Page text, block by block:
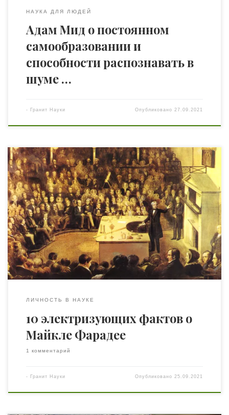
НАУКА ДЛЯ ЛЮДЕЙ
Адам Мид о постоянном
самообразовании и
способности распознавать в
шуме …
- Гранит Науки Опубликовано 27.09.2021
На этой неделе весь мир отмечал 230-летие со дня
появления на свет Майкла Фарадея. Гений,
изменивший мир, родился в бедности 22 сентября 1791
года. К счастью для нас, Фарадей отказался позволить
своему бэкграунду встать на его пути. Читайте перевод
статьи Марка Манчини. 1. ОН БЫЛ САМОУЧКОЙ В доме
детства Фарадея […]
ЛИЧНОСТЬ В НАУКЕ
10 электризующих фактов о
Майкле Фарадее
1 комментарий
- Гранит Науки Опубликовано25.09.2021